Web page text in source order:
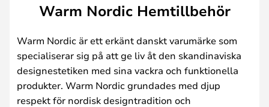
Warm Nordic Hemtillbehör
Warm Nordic är ett erkänt danskt varumärke som
specialiserar sig på att ge liv åt den skandinaviska
designestetiken med sina vackra och funktionella
produkter. Warm Nordic grundades med djup
respekt för nordisk designtradition och